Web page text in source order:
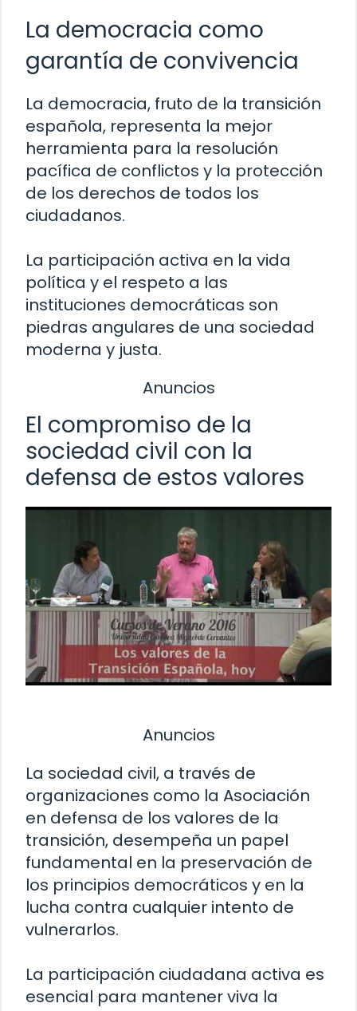
La democracia como
garantía de convivencia
La democracia, fruto de la transición
española, representa la mejor
herramienta para la resolución
pacífica de conflictos y la protección
de los derechos de todos los
ciudadanos.
La participación activa en la vida
política y el respeto a las
instituciones democráticas son
piedras angulares de una sociedad
moderna y justa.
Anuncios
El compromiso de la
sociedad civil con la
defensa de estos valores
Anuncios
La sociedad civil, a través de
organizaciones como la Asociación
en defensa de los valores de la
transición, desempeña un papel
fundamental en la preservación de
los principios democráticos y en la
lucha contra cualquier intento de
vulnerarlos.
La participación ciudadana activa es
esencial para mantener viva la